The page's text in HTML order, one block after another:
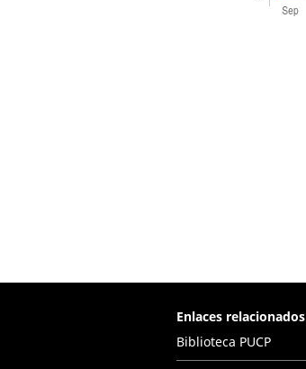
Enlaces relacionados
Biblioteca PUCP